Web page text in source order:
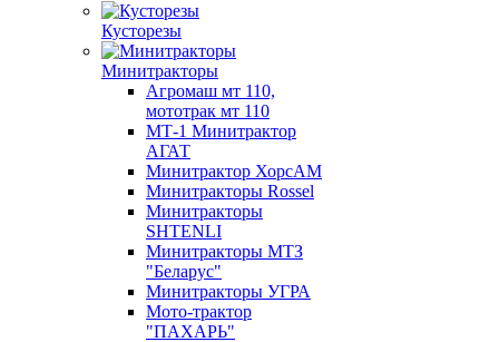
Кусторезы
Минитракторы
Агромаш мт 110,
мототрак мт 110
МТ-1 Минитрактор
АГАТ
Минитрактор ХорсАМ
Минитракторы Rossel
Минитракторы
SHTENLI
Минитракторы МТЗ
"Беларус"
Минитракторы УГРА
Мото-трактор
"ПАХАРЬ"